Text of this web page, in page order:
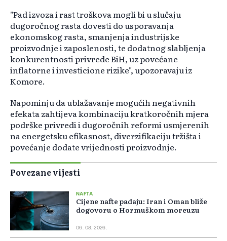
"Pad izvoza i rast troškova mogli bi u slučaju
dugoročnog rasta dovesti do usporavanja
ekonomskog rasta, smanjenja industrijske
proizvodnje i zaposlenosti, te dodatnog slabljenja
konkurentnosti privrede BiH, uz povećane
inflatorne i investicione rizike", upozoravaju iz
Komore.
Napominju da ublažavanje mogućih negativnih
efekata zahtijeva kombinaciju kratkoročnih mjera
podrške privredi i dugoročnih reformi usmjerenih
na energetsku efikasnost, diverzifikaciju tržišta i
povećanje dodate vrijednosti proizvodnje.
Povezane vijesti
NAFTA
Cijene nafte padaju: Iran i Oman bliže
dogovoru o Hormuškom moreuzu
06. 08. 2026.